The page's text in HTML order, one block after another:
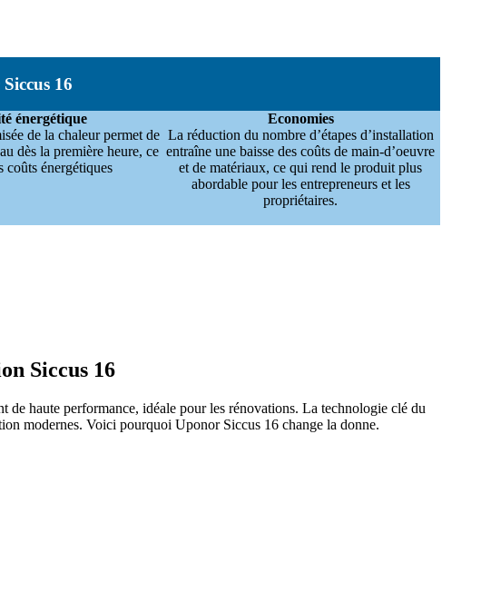
16
énergétique
de la chaleur permet de
dès la première heure, ce
coûts énergétiques
Economies
La réduction du nombre d’étapes d’installation
entraîne une baisse des coûts de main-d’oeuvre
et de matériaux, ce qui rend le produit plus
abordable pour les entrepreneurs et les
propriétaires.
Siccus 16
haute performance, idéale pour les rénovations. La technologie clé du
modernes. Voici pourquoi Uponor Siccus 16 change la donne.